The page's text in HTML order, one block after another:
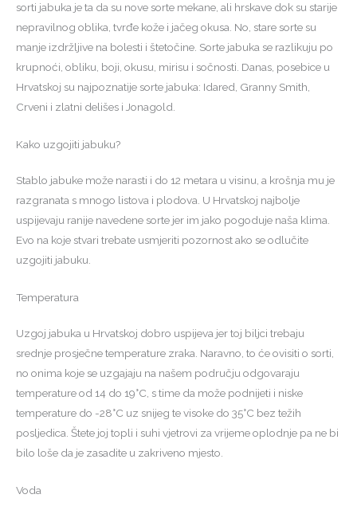
sorti jabuka je ta da su nove sorte mekane, ali hrskave dok su starije
nepravilnog oblika, tvrđe kože i jačeg okusa. No, stare sorte su
manje izdržljive na bolesti i štetočine. Sorte jabuka se razlikuju po
krupnoći, obliku, boji, okusu, mirisu i sočnosti. Danas, posebice u
Hrvatskoj su najpoznatije sorte jabuka: Idared, Granny Smith,
Crveni i zlatni delišes i Jonagold.
Kako uzgojiti jabuku?
Stablo jabuke može narasti i do 12 metara u visinu, a krošnja mu je
razgranata s mnogo listova i plodova. U Hrvatskoj najbolje
uspijevaju ranije navedene sorte jer im jako pogoduje naša klima.
Evo na koje stvari trebate usmjeriti pozornost ako se odlučite
uzgojiti jabuku.
Temperatura
Uzgoj jabuka u Hrvatskoj dobro uspijeva jer toj biljci trebaju
srednje prosječne temperature zraka. Naravno, to će ovisiti o sorti,
no onima koje se uzgajaju na našem području odgovaraju
temperature od 14 do 19°C, s time da može podnijeti i niske
temperature do -28°C uz snijeg te visoke do 35°C bez težih
posljedica. Štete joj topli i suhi vjetrovi za vrijeme oplodnje pa ne bi
bilo loše da je zasadite u zakriveno mjesto.
Voda